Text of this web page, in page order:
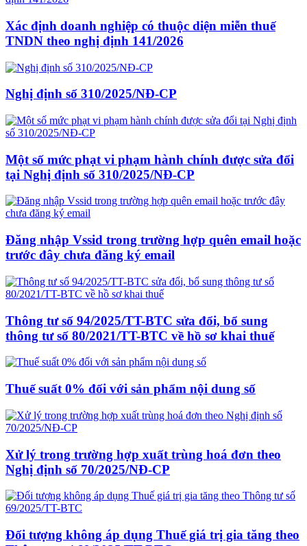
Xác định doanh nghiệp có thuộc diện miễn thuế
TNDN theo nghị định 141/2026
Nghị định số 310/2025/NĐ-CP
Một số mức phạt vi phạm hành chính được sửa đổi
tại Nghị định số 310/2025/NĐ-CP
Đăng nhập Vssid trong trường hợp quên email hoặc
trước đây chưa đăng ký email
Thông tư số 94/2025/TT-BTC sửa đổi, bổ sung
thông tư số 80/2021/TT-BTC về hồ sơ khai thuế
Thuế suất 0% đối với sản phẩm nội dung số
Xử lý trong trường hợp xuất trùng hoá đơn theo
Nghị định số 70/2025/NĐ-CP
Đối tượng không áp dụng Thuế giá trị gia tăng theo